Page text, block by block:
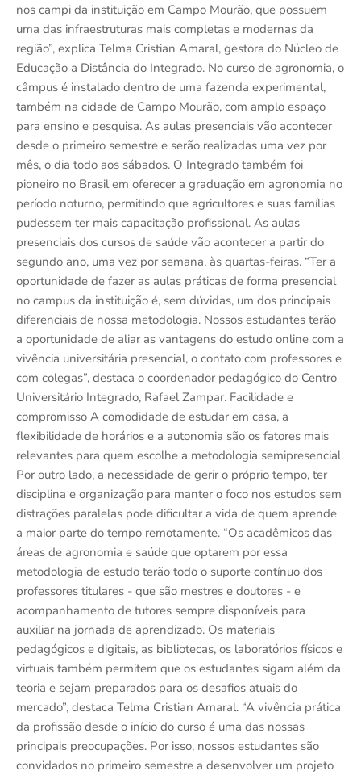
nos campi da instituição em Campo Mourão, que possuem
uma das infraestruturas mais completas e modernas da
região”, explica Telma Cristian Amaral, gestora do Núcleo de
Educação a Distância do Integrado. No curso de agronomia, o
câmpus é instalado dentro de uma fazenda experimental,
também na cidade de Campo Mourão, com amplo espaço
para ensino e pesquisa. As aulas presenciais vão acontecer
desde o primeiro semestre e serão realizadas uma vez por
mês, o dia todo aos sábados. O Integrado também foi
pioneiro no Brasil em oferecer a graduação em agronomia no
período noturno, permitindo que agricultores e suas famílias
pudessem ter mais capacitação profissional. As aulas
presenciais dos cursos de saúde vão acontecer a partir do
segundo ano, uma vez por semana, às quartas-feiras. “Ter a
oportunidade de fazer as aulas práticas de forma presencial
no campus da instituição é, sem dúvidas, um dos principais
diferenciais de nossa metodologia. Nossos estudantes terão
a oportunidade de aliar as vantagens do estudo online com a
vivência universitária presencial, o contato com professores e
com colegas”, destaca o coordenador pedagógico do Centro
Universitário Integrado, Rafael Zampar. Facilidade e
compromisso A comodidade de estudar em casa, a
flexibilidade de horários e a autonomia são os fatores mais
relevantes para quem escolhe a metodologia semipresencial.
Por outro lado, a necessidade de gerir o próprio tempo, ter
disciplina e organização para manter o foco nos estudos sem
distrações paralelas pode dificultar a vida de quem aprende
a maior parte do tempo remotamente. “Os acadêmicos das
áreas de agronomia e saúde que optarem por essa
metodologia de estudo terão todo o suporte contínuo dos
professores titulares - que são mestres e doutores - e
acompanhamento de tutores sempre disponíveis para
auxiliar na jornada de aprendizado. Os materiais
pedagógicos e digitais, as bibliotecas, os laboratórios físicos e
virtuais também permitem que os estudantes sigam além da
teoria e sejam preparados para os desafios atuais do
mercado”, destaca Telma Cristian Amaral. “A vivência prática
da profissão desde o início do curso é uma das nossas
principais preocupações. Por isso, nossos estudantes são
convidados no primeiro semestre a desenvolver um projeto